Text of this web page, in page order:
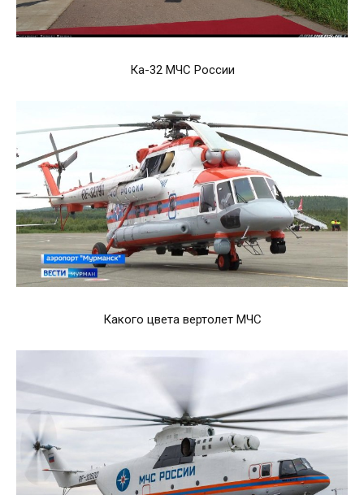
Ка-32 МЧС России
Какого цвета вертолет МЧС